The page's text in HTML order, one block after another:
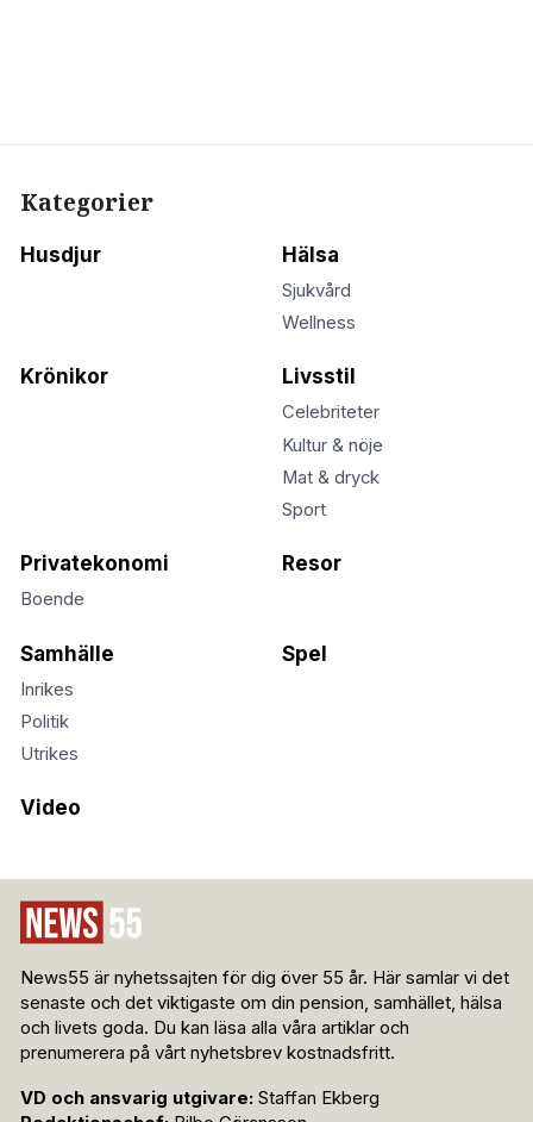
Kategorier
Husdjur Hälsa
Sjukvård
Wellness
Krönikor Livsstil
Celebriteter
Kultur & nöje
Mat & dryck
Sport
Privatekonomi
Boende
Resor
Samhälle
Inrikes
Politik
Utrikes
Spel
Video
News55 är nyhetssajten för dig över 55 år. Här samlar vi det
senaste och det viktigaste om din pension, samhället, hälsa
och livets goda. Du kan läsa alla våra artiklar och
prenumerera på vårt nyhetsbrev kostnadsfritt.
VD och ansvarig utgivare: Staffan Ekberg